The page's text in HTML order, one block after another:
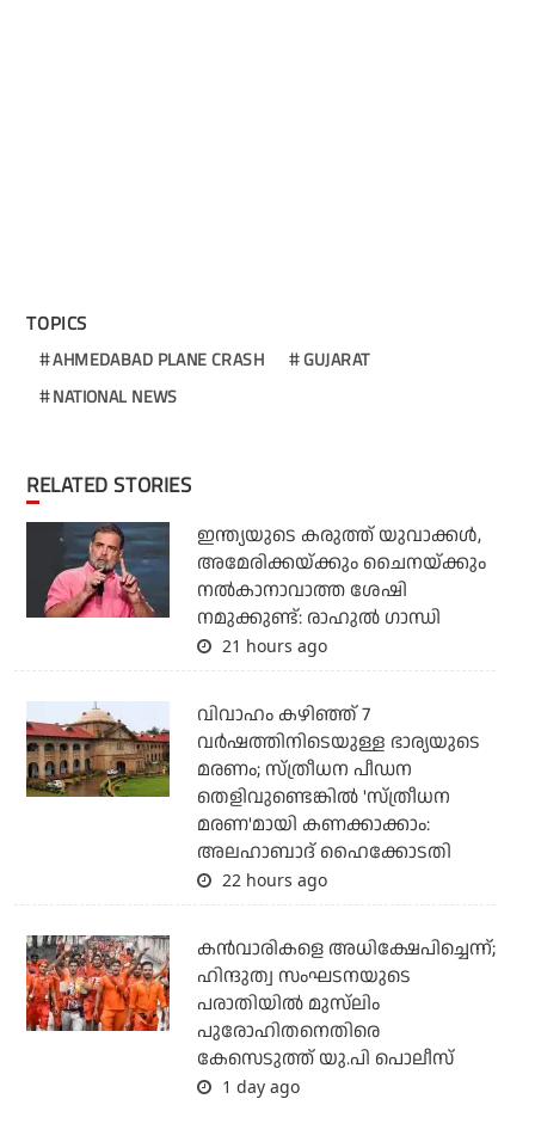
TOPICS
AHMEDABAD PLANE CRASH
GUJARAT
NATIONAL NEWS
RELATED STORIES
ഇന്ത്യയുടെ കരുത്ത് യുവാക്കള്‍,
അമേരിക്കയ്ക്കും ചൈനയ്ക്കും
നല്‍കാനാവാത്ത ശേഷി
നമുക്കുണ്ട്: രാഹുല്‍ ഗാന്ധി
21 hours ago
വിവാഹം കഴിഞ്ഞ് 7
വര്‍ഷത്തിനിടെയുള്ള ഭാര്യയുടെ
മരണം; സ്ത്രീധന പീഡന
തെളിവുണ്ടെങ്കില്‍ 'സ്ത്രീധന
മരണ'മായി കണക്കാക്കാം:
അലഹാബാദ് ഹൈക്കോടതി
22 hours ago
കന്‍വാരികളെ അധിക്ഷേപിച്ചെന്ന്;
ഹിന്ദുത്വ സംഘടനയുടെ
പരാതിയില്‍ മുസ്‌ലിം
പുരോഹിതനെതിരെ
കേസെടുത്ത് യു.പി പൊലീസ്
1 day ago